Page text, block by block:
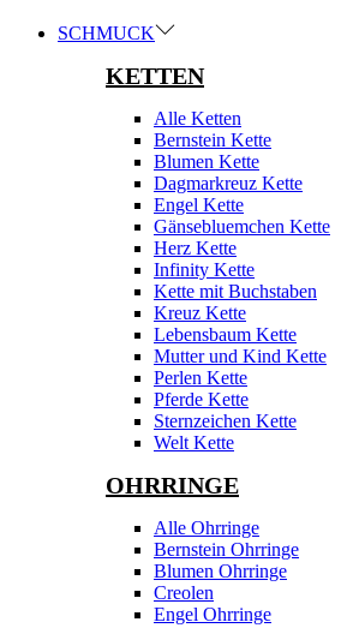
SCHMUCK
KETTEN
Alle Ketten
Bernstein Kette
Blumen Kette
Dagmarkreuz Kette
Engel Kette
Gänsebluemchen Kette
Herz Kette
Infinity Kette
Kette mit Buchstaben
Kreuz Kette
Lebensbaum Kette
Mutter und Kind Kette
Perlen Kette
Pferde Kette
Sternzeichen Kette
Welt Kette
OHRRINGE
Alle Ohrringe
Bernstein Ohrringe
Blumen Ohrringe
Creolen
Engel Ohrringe